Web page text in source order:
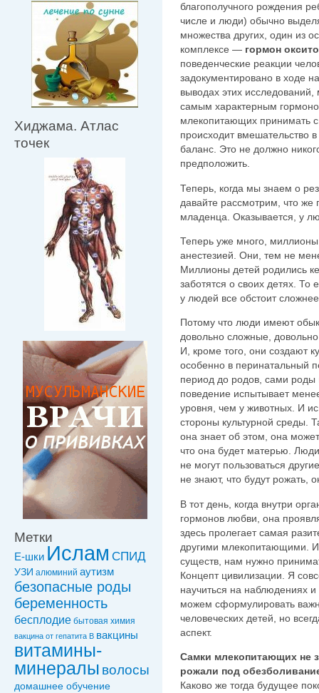
Хиджама. Атлас
точек
Метки
Е-шки Ислам СПИД
УЗИ алюминий аутизм
безопасные роды
беременность
бесплодие бытовая химия
вакцинa от гепатита В вакцины
витамины-
минералы волосы
домашнее обучение
благополучного рождения
числе и люди) обычно
множества других, один из
комплексе — гормон
поведенческие реакции
задокументировано в ходе
выводах этих
самым характерным
млекопитающих принимать
происходит вмешательство
баланс. Это не должно
предположить.
Теперь, когда мы знаем о
давайте рассмотрим, что же
младенца. Оказывается, у
Теперь уже много,
анестезией. Они, тем не
Миллионы детей родились
заботятся о своих детях. То
у людей все обстоит
Потому что люди имеют
довольно сложные,
И, кроме того, они создают
особенно в перинатальный
период до родов, сами роды
поведение испытывает
уровня, чем у животных. И
стороны культурной среды.
она знает об этом, она
что она будет матерью.
не могут пользоваться
не знают, что будут рожать,
В тот день, когда внутри
гормонов любви, она
здесь пролегает самая
другими млекопитающими.
существ, нам нужно
Концепт цивилизации. Я
научиться на наблюдениях
можем сформулировать
человеческих детей, но
аспект.
Самки млекопитающих не
рожали под
Каково же тогда будущее